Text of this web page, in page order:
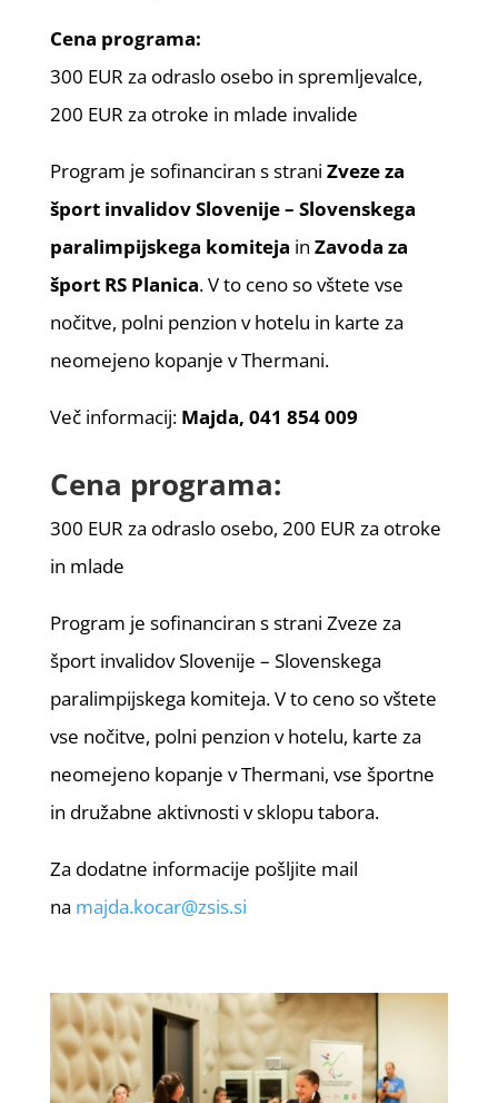
Cena programa:
300 EUR za odraslo osebo in spremljevalce,
200 EUR za otroke in mlade invalide
Program je sofinanciran s strani Zveze za
šport invalidov Slovenije – Slovenskega
paralimpijskega komiteja in Zavoda za
šport RS Planica. V to ceno so vštete vse
nočitve, polni penzion v hotelu in karte za
neomejeno kopanje v Thermani.
Več informacij: Majda, 041 854 009
Cena programa:
300 EUR za odraslo osebo, 200 EUR za otroke
in mlade
Program je sofinanciran s strani Zveze za
šport invalidov Slovenije – Slovenskega
paralimpijskega komiteja. V to ceno so vštete
vse nočitve, polni penzion v hotelu, karte za
neomejeno kopanje v Thermani, vse športne
in družabne aktivnosti v sklopu tabora.
Za dodatne informacije pošljite mail
na majda.kocar@zsis.si